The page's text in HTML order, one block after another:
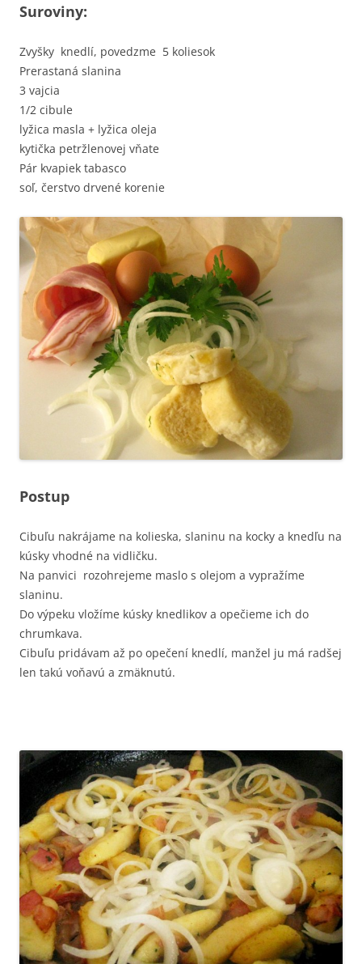
Suroviny:
Zvyšky knedlí, povedzme 5 koliesok
Prerastaná slanina
3 vajcia
1/2 cibule
lyžica masla + lyžica oleja
kytička petržlenovej vňate
Pár kvapiek tabasco
soľ, čerstvo drvené korenie
Postup
Cibuľu nakrájame na kolieska, slaninu na kocky a knedľu na
kúsky vhodné na vidličku.
Na panvici rozohrejeme maslo s olejom a vypražíme
slaninu.
Do výpeku vložíme kúsky knedlikov a opečieme ich do
chrumkava.
Cibuľu pridávam až po opečení knedlí, manžel ju má radšej
len takú voňavú a zmäknutú.